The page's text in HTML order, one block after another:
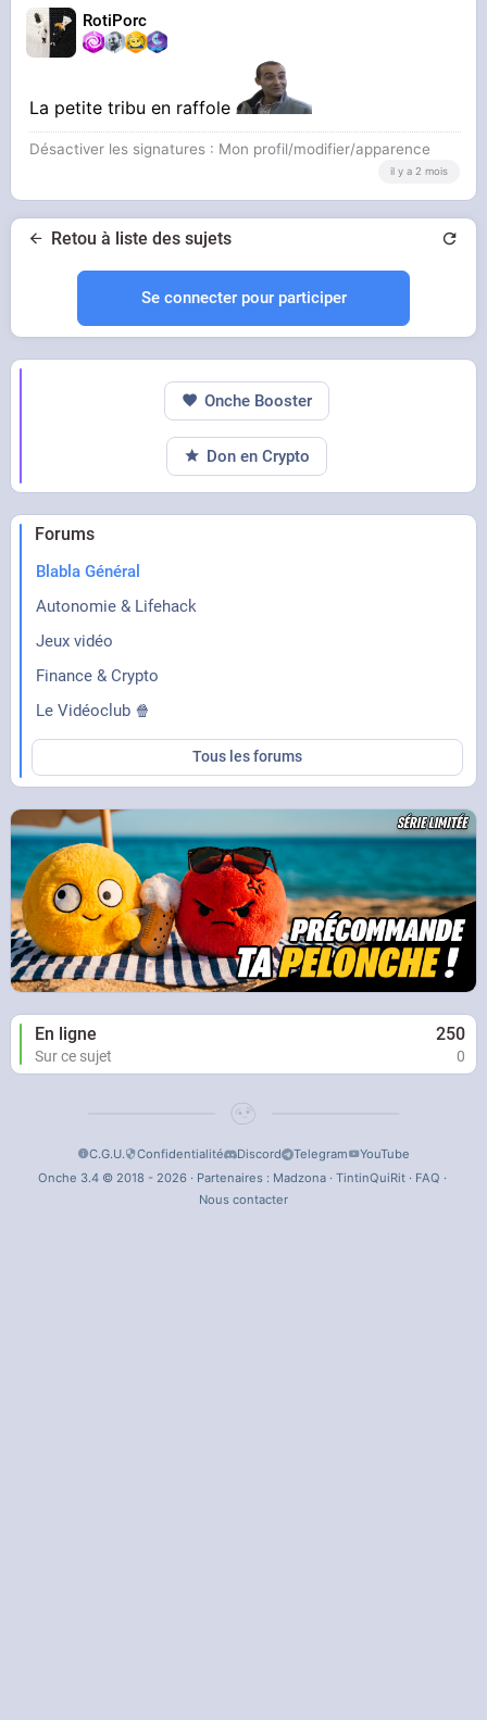
RotiPorc
La petite tribu en raffole
Désactiver les signatures : Mon profil/modifier/apparence
il y a 2 mois
Retou à liste des sujets
Se connecter pour participer
Forums
Blabla Général
Autonomie & Lifehack
Jeux vidéo
Finance & Crypto
Le Vidéoclub 🍿
Tous les forums
En ligne 250
Sur ce sujet 0
Onche Booster
Don en Crypto
C.G.U. Confidentialité Discord Telegram
YouTube
Onche 3.4 © 2018 - 2026 · Partenaires : Madzona· TintinQuiRit· FAQ ·
Nous contacter